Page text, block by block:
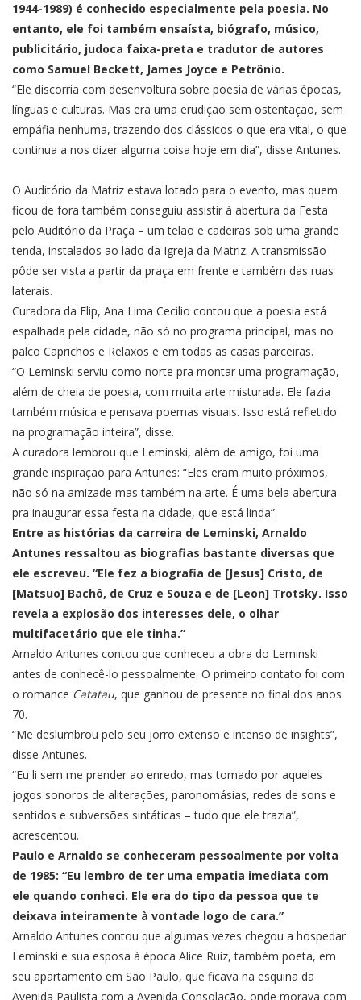
1944-1989) é conhecido especialmente pela poesia. No
entanto, ele foi também ensaísta, biógrafo, músico,
publicitário, judoca faixa-preta e tradutor de autores
como Samuel Beckett, James Joyce e Petrônio.
“Ele discorria com desenvoltura sobre poesia de várias épocas,
línguas e culturas. Mas era uma erudição sem ostentação, sem
empáfia nenhuma, trazendo dos clássicos o que era vital, o que
continua a nos dizer alguma coisa hoje em dia”, disse Antunes.
O Auditório da Matriz estava lotado para o evento, mas quem
ficou de fora também conseguiu assistir à abertura da Festa
pelo Auditório da Praça – um telão e cadeiras sob uma grande
tenda, instalados ao lado da Igreja da Matriz. A transmissão
pôde ser vista a partir da praça em frente e também das ruas
laterais.
Curadora da Flip, Ana Lima Cecilio contou que a poesia está
espalhada pela cidade, não só no programa principal, mas no
palco Caprichos e Relaxos e em todas as casas parceiras.
“O Leminski serviu como norte pra montar uma programação,
além de cheia de poesia, com muita arte misturada. Ele fazia
também música e pensava poemas visuais. Isso está refletido
na programação inteira”, disse.
A curadora lembrou que Leminski, além de amigo, foi uma
grande inspiração para Antunes: “Eles eram muito próximos,
não só na amizade mas também na arte. É uma bela abertura
pra inaugurar essa festa na cidade, que está linda”.
Entre as histórias da carreira de Leminski, Arnaldo
Antunes ressaltou as biografias bastante diversas que
ele escreveu. “Ele fez a biografia de [Jesus] Cristo, de
[Matsuo] Bachô, de Cruz e Souza e de [Leon] Trotsky. Isso
revela a explosão dos interesses dele, o olhar
multifacetário que ele tinha.”
Arnaldo Antunes contou que conheceu a obra do Leminski
antes de conhecê-lo pessoalmente. O primeiro contato foi com
o romance Catatau, que ganhou de presente no final dos anos
70.
“Me deslumbrou pelo seu jorro extenso e intenso de insights”,
disse Antunes.
“Eu li sem me prender ao enredo, mas tomado por aqueles
jogos sonoros de aliterações, paronomásias, redes de sons e
sentidos e subversões sintáticas – tudo que ele trazia”,
acrescentou.
Paulo e Arnaldo se conheceram pessoalmente por volta
de 1985: “Eu lembro de ter uma empatia imediata com
ele quando conheci. Ele era do tipo da pessoa que te
deixava inteiramente à vontade logo de cara.”
Arnaldo Antunes contou que algumas vezes chegou a hospedar
Leminski e sua esposa à época Alice Ruiz, também poeta, em
seu apartamento em São Paulo, que ficava na esquina da
Avenida Paulista com a Avenida Consolação, onde morava com